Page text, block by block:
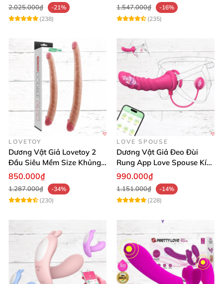
2.025.000₫
-21%
(238)
1.547.000₫
-16%
(235)
LOVETOY
Dương Vật Giả Lovetoy 2
Đầu Siêu Mềm Size Khủng
Thăng Hoa
850.000₫
1.287.000₫
-34%
(230)
LOVE SPOUSE
Dương Vật Giả Đeo Đùi
Rung App Love Spouse Kích
Thích Cho Les
990.000₫
1.151.000₫
-14%
(228)